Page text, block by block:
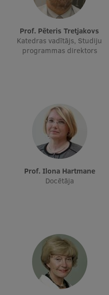
Prof. Pēteris Tretjakovs
Katedras vadītājs, Studiju
programmas direktors
Prof. Ilona Hartmane
Docētāja